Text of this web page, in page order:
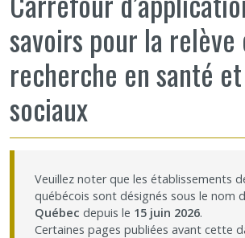
Nous joindre
Plan du site
Accessibilité
Espace membre
savoirs pour la relève
recherche en santé
sociaux
Veuillez noter que les établissements
québécois sont désignés sous le nom
Québec depuis le 15 juin 2026.
Certaines pages publiées avant cette